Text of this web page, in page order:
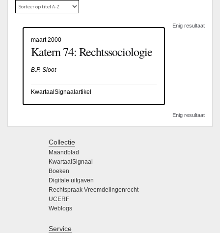
Enig resultaat
maart 2000
Katern 74: Rechtssociologie
B.P. Sloot
KwartaalSignaalartikel
Enig resultaat
Collectie
Maandblad
KwartaalSignaal
Boeken
Digitale uitgaven
Rechtspraak Vreemdelingenrecht
UCERF
Weblogs
Service